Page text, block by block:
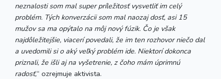
neznalosti som mal super príležitosť vysvetliť im celý
problém. Tých konverzácii som mal naozaj dosť, asi 15
mužov sa ma opýtalo na môj nový fúzik. Čo je však
najdôležitejšie, viacerí povedali, že im ten rozhovor niečo dal
a uvedomili si o aký veľký problém ide. Niektorí dokonca
priznali, že išli aj na vyšetrenie, z čoho mám úprimnú
radosť,“ ozrejmuje aktivista.